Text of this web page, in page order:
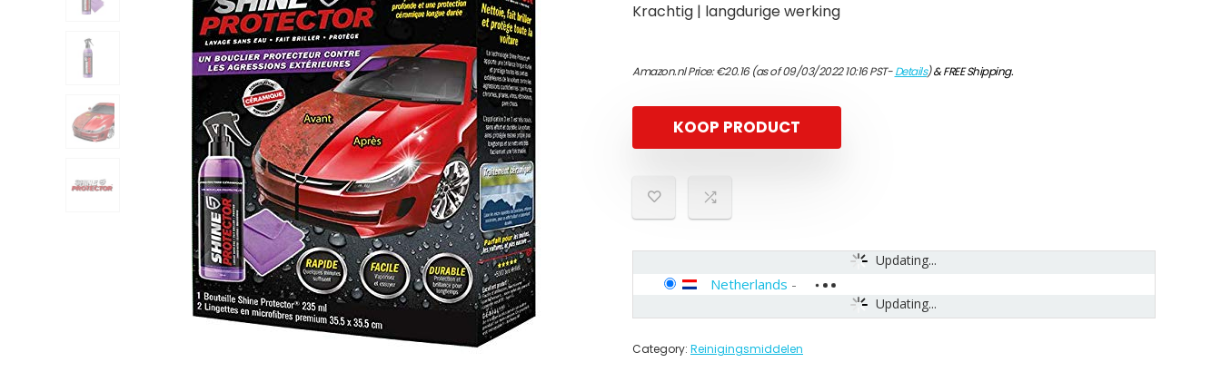
Krachtig | langdurige werking
Amazon.nl Price:€20.16(as of 09/03/2022 10:16 PST-Details)&FREE Shipping.
KOOP PRODUCT
Updating...
Updating...
Netherlands -
Category: Reinigingsmiddelen